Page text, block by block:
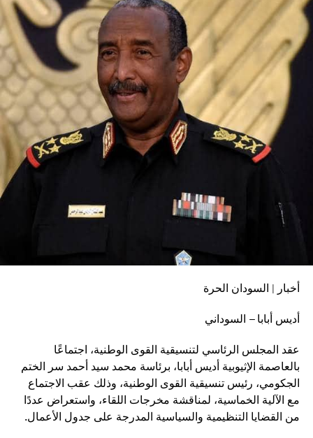
هاشتاق ذات صله :
التالي
إغتيال مراسلة قناة الجزيرة شيرين أبو عاقلة
إبراهيم الشيخ: إشتبكت مع دقلو بالأيدي و(فكونا يا الله يا
أخبار | السودان الحرة
أديس أبابا – السوداني
عقد المجلس الرئاسي لتنسيقية القوى الوطنية، اجتماعًا
بالعاصمة الإثيوبية أديس أبابا، برئاسة محمد سيد أحمد سر الختم
الجكومي، رئيس تنسيقية القوى الوطنية، وذلك عقب الاجتماع
مع الآلية الخماسية، لمناقشة مخرجات اللقاء، واستعراض عددًا
من القضايا التنظيمية والسياسية المدرجة على جدول الأعمال.